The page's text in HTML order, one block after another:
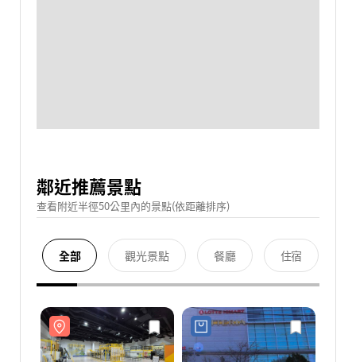
鄰近推薦景點
查看附近半徑50公里內的景點(依距離排序)
全部 觀光景點 餐廳 住宿